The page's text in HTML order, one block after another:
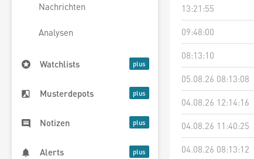
Nachrichten
Analysen
Watchlists
Musterdepots
Notizen
Alerts
13:21:55
09:48:00
08:13:10
05.08.26 08:13:08
04.08.26 12:14:16
04.08.26 11:40:25
04.08.26 08:13:12